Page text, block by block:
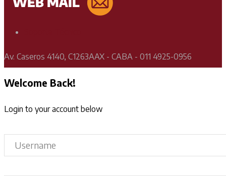
Av. Caseros 4140, C1263AAX - CABA - 011 4925-0956
Welcome Back!
Login to your account below